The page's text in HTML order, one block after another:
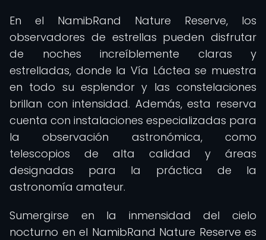
En el NamibRand Nature Reserve, los
observadores de estrellas pueden disfrutar
de noches increíblemente claras y
estrelladas, donde la Vía Láctea se muestra
en todo su esplendor y las constelaciones
brillan con intensidad. Además, esta reserva
cuenta con instalaciones especializadas para
la observación astronómica, como
telescopios de alta calidad y áreas
designadas para la práctica de la
astronomía amateur.
Sumergirse en la inmensidad del cielo
nocturno en el NamibRand Nature Reserve es